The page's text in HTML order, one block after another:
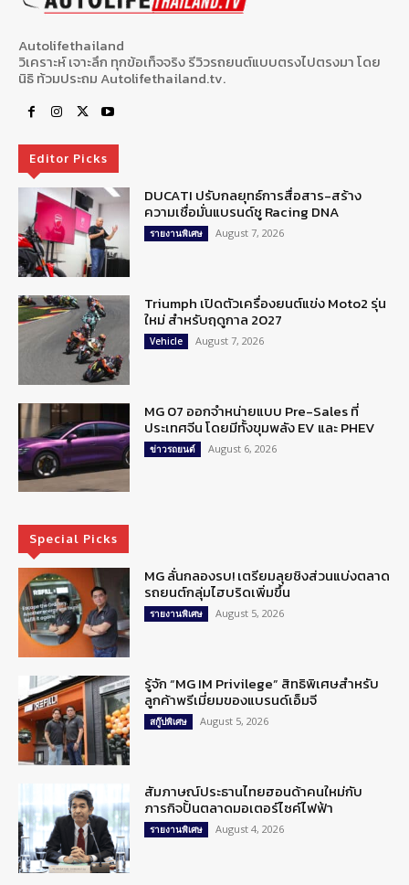
Autolifethailand
วิเคราะห์ เจาะลึก ทุกข้อเท็จจริง รีวิวรถยนต์แบบตรงไปตรงมา โดย
นิธิ ท้วมประถม Autolifethailand.tv.
Editor Picks
DUCATI ปรับกลยุทธ์การสื่อสาร-สร้าง
ความเชื่อมั่นแบรนด์ชู Racing DNA
รายงานพิเศษ August 7, 2026
Triumph เปิดตัวเครื่องยนต์แข่ง Moto2 รุ่น
ใหม่ สำหรับฤดูกาล 2027
Vehicle August 7, 2026
MG 07 ออกจำหน่ายแบบ Pre-Sales ที่
ประเทศจีน โดยมีทั้งขุมพลัง EV และ PHEV
ข่าวรถยนต์ August 6, 2026
Special Picks
MG ลั่นกลองรบ! เตรียมลุยชิงส่วนแบ่งตลาด
รถยนต์กลุ่มไฮบริดเพิ่มขึ้น
รายงานพิเศษ August 5, 2026
รู้จัก “MG IM Privilege” สิทธิพิเศษสำหรับ
ลูกค้าพรีเมี่ยมของแบรนด์เอ็มจี
สกู๊ปพิเศษ August 5, 2026
สัมภาษณ์ประธานไทยฮอนด้าคนใหม่กับ
ภารกิจปั้นตลาดมอเตอร์ไซค์ไฟฟ้า
รายงานพิเศษ August 4, 2026